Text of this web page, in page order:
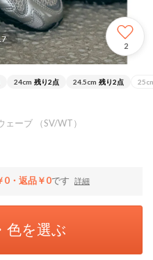
2
24cm 残り2点 24.5cm 残り2点
ェーブ （SV/WT）
0・返品￥0です 詳細
色を選ぶ